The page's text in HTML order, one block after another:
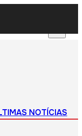
NOTÍCIAS